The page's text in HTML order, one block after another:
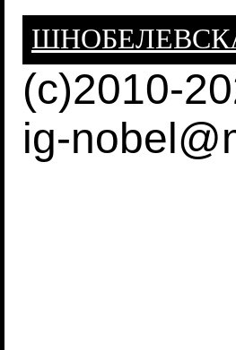
(c)2010-
ig-